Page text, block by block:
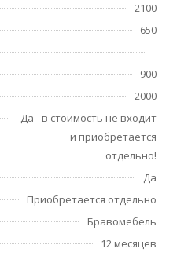
2100
650
-
900
2000
Да - в стоимость не входит
и приобретается
отдельно!
Да
Приобретается отдельно
Бравомебель
12 месяцев